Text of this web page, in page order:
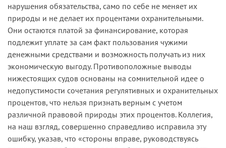
нарушения обязательства, само по себе не меняет их
природы и не делает их процентами охранительными.
Они остаются платой за финансирование, которая
подлежит уплате за сам факт пользования чужими
денежными средствами и возможность получать из них
экономическую выгоду. Противоположные выводы
нижестоящих судов основаны на сомнительной идее о
недопустимости сочетания регулятивных и охранительных
процентов, что нельзя признать верным с учетом
различной правовой природы этих процентов. Коллегия,
на наш взгляд, совершенно справедливо исправила эту
ошибку, указав, что «стороны вправе, руководствуясь